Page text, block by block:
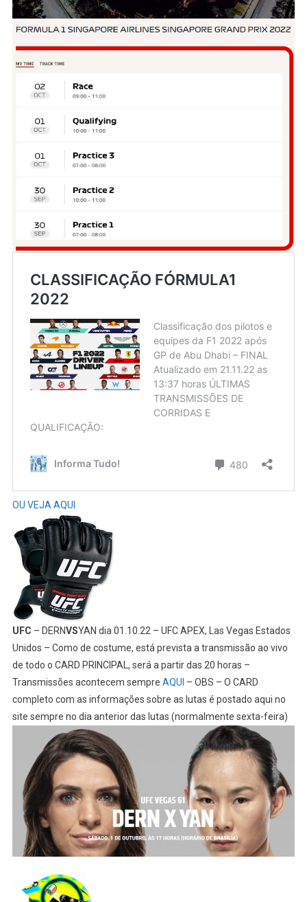
OU VEJA AQUI
UFC – DERNVSYAN dia 01.10.22 – UFC APEX, Las Vegas Estados
Unidos – Como de costume, está prevista a transmissão ao vivo
de todo o CARD PRINCIPAL, será a partir das 20 horas –
Transmissões acontecem sempre AQUI – OBS – O CARD
completo com as informações sobre as lutas é postado aqui no
site sempre no dia anterior das lutas (normalmente sexta-feira)